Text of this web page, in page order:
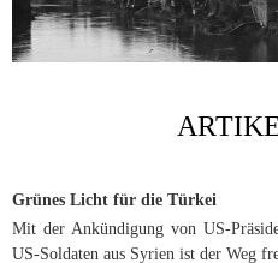
Grünes Licht für die Türkei
Mit der Ankündigung von US-
US-Soldaten aus Syrien ist der Weg